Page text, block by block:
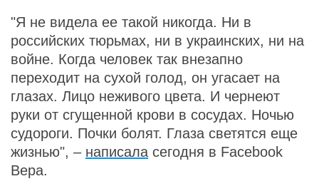
"Я не видела ее такой никогда. Ни в
российских тюрьмах, ни в украинских, ни на
войне. Когда человек так внезапно
переходит на сухой голод, он угасает на
глазах. Лицо неживого цвета. И чернеют
руки от сгущенной крови в сосудах. Ночью
судороги. Почки болят. Глаза светятся еще
жизнью", – написала сегодня в Facebook
Вера.